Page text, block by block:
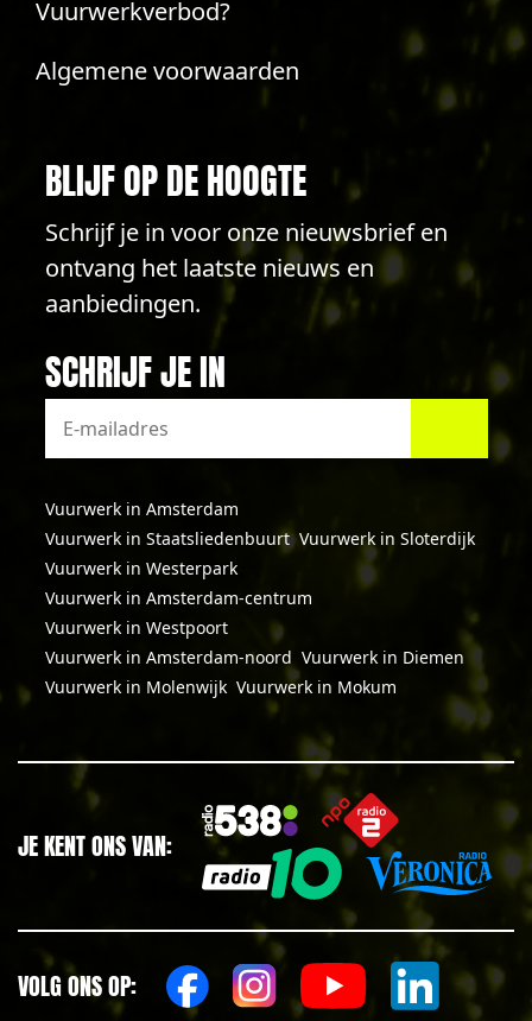
Vuurwerkverbod?
Algemene voorwaarden
BLIJF OP DE HOOGTE
Schrijf je in voor onze nieuwsbrief en
ontvang het laatste nieuws en
aanbiedingen.
SCHRIJF JE IN
Vuurwerk in Amsterdam
Vuurwerk in Staatsliedenbuurt Vuurwerk in Sloterdijk
Vuurwerk in Westerpark
Vuurwerk in Amsterdam-centrum
Vuurwerk in Westpoort
Vuurwerk in Amsterdam-noord Vuurwerk in Diemen
Vuurwerk in Molenwijk Vuurwerk in Mokum
JE KENT ONS VAN:
VOLG ONS OP: